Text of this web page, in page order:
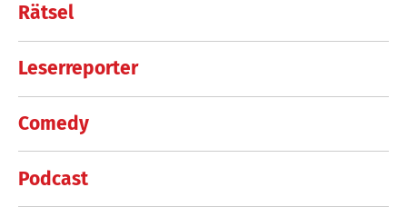
Rätsel
Leserreporter
Comedy
Podcast